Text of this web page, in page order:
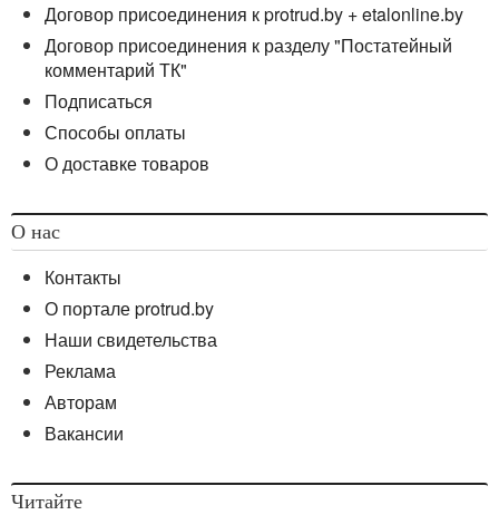
Договор присоединения к protrud.by + etalonline.by
Договор присоединения к разделу "Постатейный
комментарий ТК"
Подписаться
Способы оплаты
О доставке товаров
О нас
Контакты
О портале protrud.by
Наши свидетельства
Реклама
Авторам
Вакансии
Читайте